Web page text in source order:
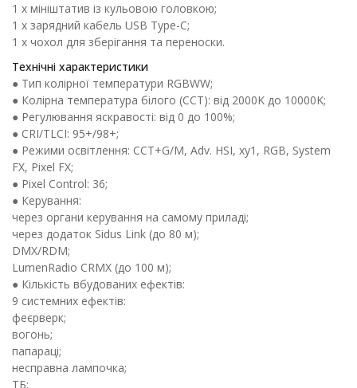
1 х мініштатив із кульовою головкою;
1 х зарядний кабель USB Type-C;
1 х чохол для зберігання та переноски.
Технічні характеристики
● Тип колірної температури RGBWW;
● Колірна температура білого (CCT): від 2000K до 10000K;
● Регулювання яскравості: від 0 до 100%;
● CRI/TLCI: 95+/98+;
● Режими освітлення: CCT+G/M, Adv. HSI, xy1, RGB, System
FX, Pixel FX;
● Pixel Control: 36;
● Керування:
через органи керування на самому приладі;
через додаток Sidus Link (до 80 м);
DMX/RDM;
LumenRadio CRMX (до 100 м);
● Кількість вбудованих ефектів:
9 системних ефектів:
феєрверк;
вогонь;
папараці;
несправна лампочка;
ТБ;